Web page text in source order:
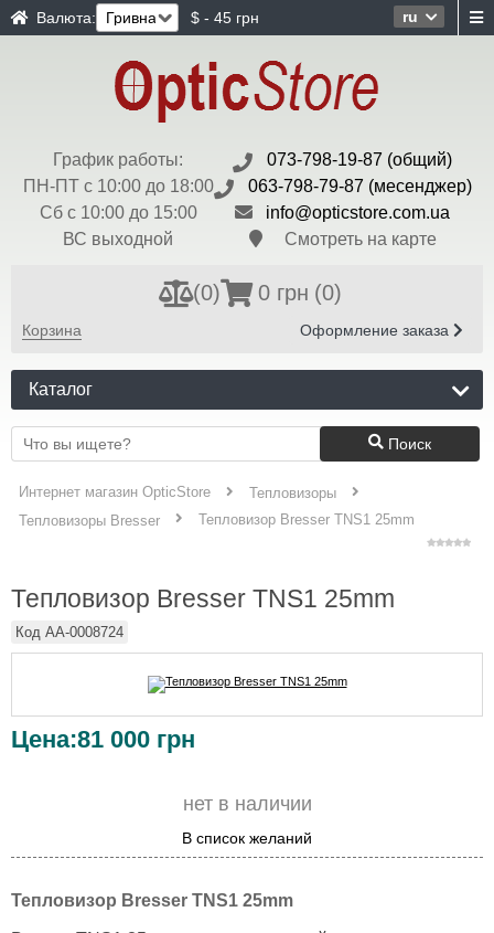
ru
Валюта: $ - 45 грн
График работы:
ПН-ПТ с 10:00 до 18:00
Сб с 10:00 до 15:00
ВС выходной
073-798-19-87 (общий)
063-798-79-87 (месенджер)
info@opticstore.com.ua
Смотреть на карте
(0) 0 грн (0)
Корзина Оформление заказа
Каталог
Поиск
Интернет магазин OpticStore
Тепловизоры
Тепловизоры Bresser
Тепловизор Bresser TNS1 25mm
Тепловизор Bresser TNS1 25mm
Код AA-0008724
Цена:81 000 грн
нет в наличии
В список желаний
Тепловизор Bresser TNS1 25mm